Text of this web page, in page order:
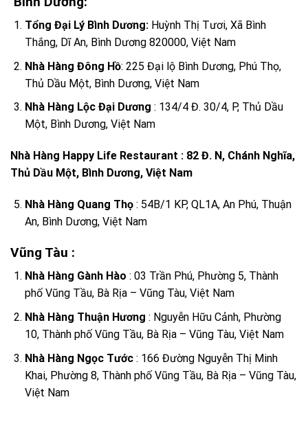
Tổng Đại Lý Bình Dương:Huỳnh Thị Tươi, Xã Bình
Thắng, Dĩ An, Bình Dương 820000, Việt Nam
Nhà Hàng Đông Hồ: 225 Đại lộ Bình Dương, Phú Thọ,
Thủ Dầu Một, Bình Dương, Việt Nam
Nhà Hàng Lộc Đại Dương : 134/4 Đ. 30/4, P, Thủ Dầu
Một, Bình Dương, Việt Nam
Nhà Hàng Happy Life Restaurant : 82 Đ. N, Chánh Nghĩa,
Thủ Dầu Một, Bình Dương, Việt Nam
Nhà Hàng Quang Thọ: 54B/1 KP, QL1A, An Phú, Thuận
An, Bình Dương, Việt Nam
Vũng Tàu :
Nhà Hàng Gành Hào : 03 Trần Phú, Phường 5, Thành
phố Vũng Tầu, Bà Rịa – Vũng Tàu, Việt Nam
Nhà Hàng Thuận Hương : Nguyễn Hữu Cảnh, Phường
10, Thành phố Vũng Tầu, Bà Rịa – Vũng Tàu, Việt Nam
Nhà Hàng Ngọc Tước: 166 Đường Nguyễn Thị Minh
Khai, Phường 8, Thành phố Vũng Tầu, Bà Rịa – Vũng Tàu,
Việt Nam